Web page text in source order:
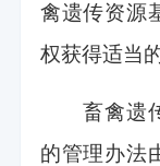
禽遗传资源
权获得适当
畜禽遗传
的管理办法